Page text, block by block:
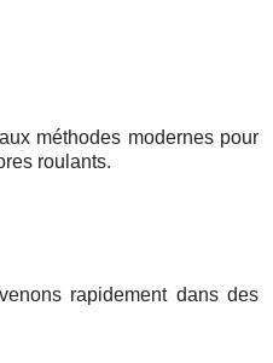
méthodes modernes pour
roulants.
rapidement dans des